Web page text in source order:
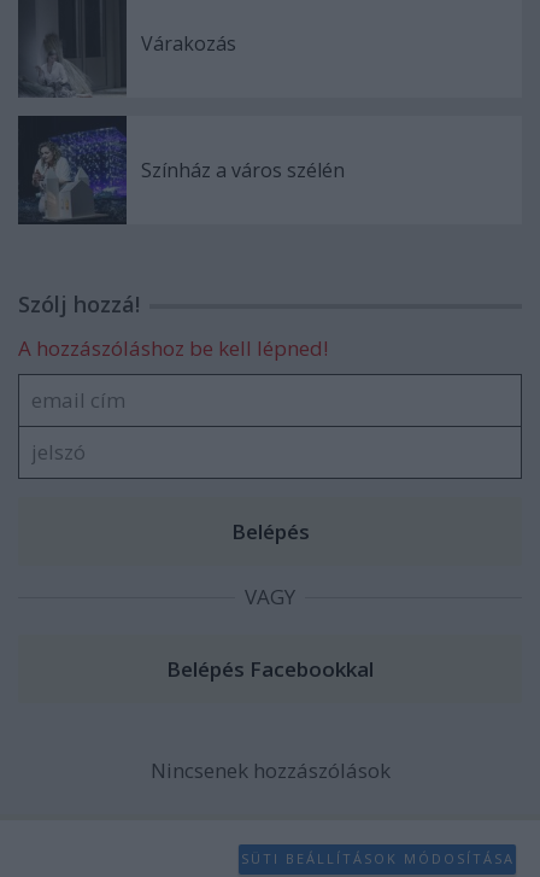
Várakozás
Színház a város szélén
Szólj hozzá!
A hozzászóláshoz be kell lépned!
VAGY
Nincsenek hozzászólások
SÜTI BEÁLLÍTÁSOK MÓDOSÍTÁSA